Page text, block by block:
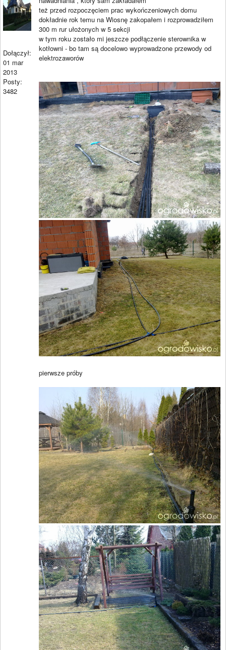
Dołączył:
01 mar
2013
Posty:
3482
też przed rozpoczęciem prac wykończeniowych domu
dokładnie rok temu na Wiosnę zakopałem i rozprowadziłem
300 m rur ułożonych w 5 sekcji
w tym roku zostało mi jeszcze podłączenie sterownika w
kotłowni - bo tam są docelowo wyprowadzone przewody od
elektrozaworów
pierwsze próby